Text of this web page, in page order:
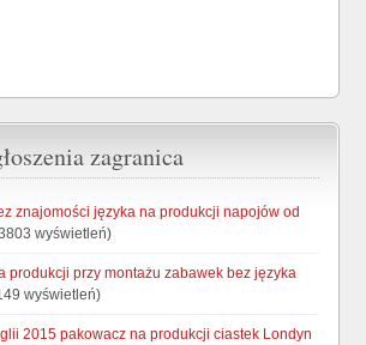
zagranica
znajomości języka na produkcji napojów od
wyświetleń)
produkcji przy montażu zabawek bez języka
wyświetleń)
2015 pakowacz na produkcji ciastek Londyn